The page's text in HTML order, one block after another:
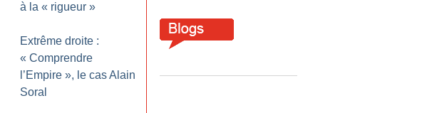
à la « rigueur »
Extrême droite :
« Comprendre
l’Empire », le cas Alain
Soral